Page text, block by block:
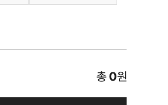
총 0원